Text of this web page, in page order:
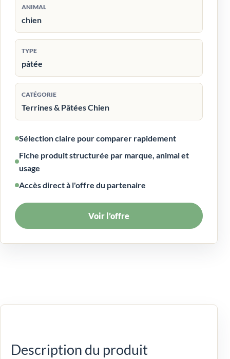
ANIMAL
chien
TYPE
pâtée
CATÉGORIE
Terrines & Pâtées Chien
Sélection claire pour comparer rapidement
Fiche produit structurée par marque, animal et
usage
Accès direct à l'offre du partenaire
Voir l’offre
Description du produit